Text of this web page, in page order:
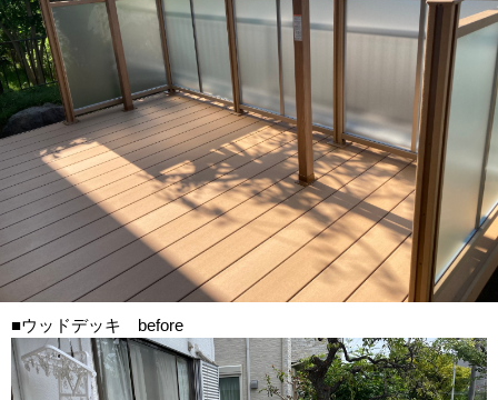
■ウッドデッキ before